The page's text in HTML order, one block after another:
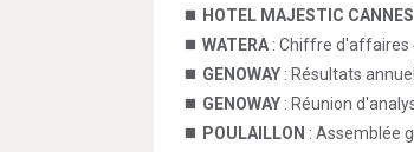
HOTEL MAJESTIC CANNES
WATERA : Chiffre d'affaires
GENOWAY : Résultats
GENOWAY : Réunion
POULAILLON : Assemblée